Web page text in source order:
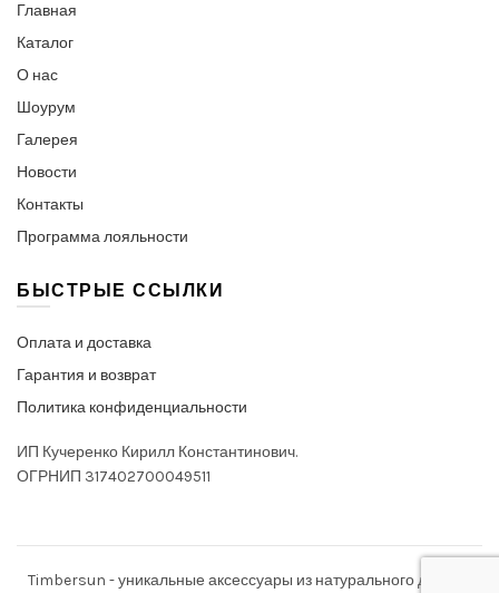
Главная
Каталог
О нас
Шоурум
Галерея
Новости
Контакты
Программа лояльности
БЫСТРЫЕ ССЫЛКИ
Оплата и доставка
Гарантия и возврат
Политика конфиденциальности
ИП Кучеренко Кирилл Константинович.
ОГРНИП 317402700049511
Timbersun - уникальные аксессуары из натурального дерева.